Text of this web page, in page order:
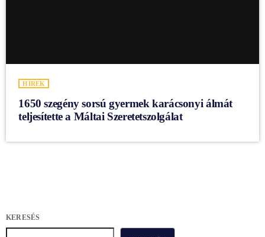
HÍREK
1650 szegény sorsú gyermek karácsonyi álmát
teljesítette a Máltai Szeretetszolgálat
KERESÉS